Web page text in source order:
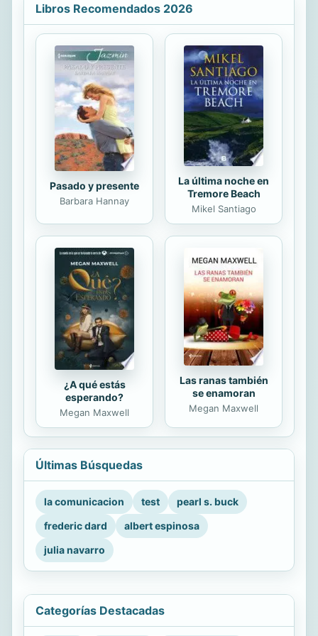
estrategias instruccionales, basados
pedagógicos, es lo que se engloba
bajo el término de "diseño educativo"
(en inglésLearning Design). La idea
subyacente es que las primeras
iniciativas de estandarización se han
basado principalmente en la
organización y descripción de los
contenidos que...
Libros Recomendados 2026
Pasado y presente
Barbara Hannay
La última noche en
Tremore Beach
Mikel Santiago
¿A qué estás
esperando?
Megan Maxwell
Las ranas también
se enamoran
Megan Maxwell
Últimas Búsquedas
la comunicacion test
pearl s. buck
frederic dard
albert espinosa
julia navarro
Categorías Destacadas